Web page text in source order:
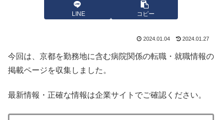
LINE コピー
2024.01.04 2024.01.27
今回は、京都を勤務地に含む病院関係の転職・就職情報の
掲載ページを収集しました。
最新情報・正確な情報は企業サイトでご確認ください。